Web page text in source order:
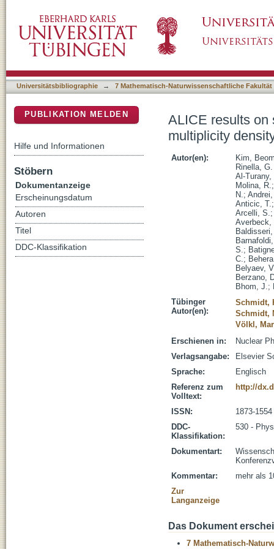
and Xe-Xe collisions
Universitätsbibliographie → 7 Mathematisch-Naturwissenschaftliche Fakultät
ALICE results on
multiplicity
Autor(en):
Kim,
Rinella,
Al-Turany,
Molina, R.
N.;
Anticic, T.
Arcelli, S.;
Averbeck,
S.;
C.;
Belyaev, V
Berzano,
Bhom, J.;
Tübinger
Autor(en):
Schmidt,
Schmidt,
Völkl,
Erschienen in:
Nuclear
Verlagsangabe:
Elsevier
Sprache:
Englisch
Referenz zum
Volltext:
http://
ISSN:
1873-1554
DDC-
Klassifikation:
530 -
Dokumentart:
Kommentar:
mehr als
Zur
Langanzeige
Das Dokument
7 Mathematisch-
PUBLIKATION MELDEN
Hilfe und Informationen
Stöbern
Dokumentanzeige
Erscheinungsdatum
Autoren
Titel
DDC-Klassifikation